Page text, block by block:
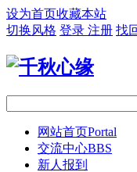
设为首页收藏本站
切换风格 登录 注册 找
网站首页Portal
交流中心BBS
新人报到